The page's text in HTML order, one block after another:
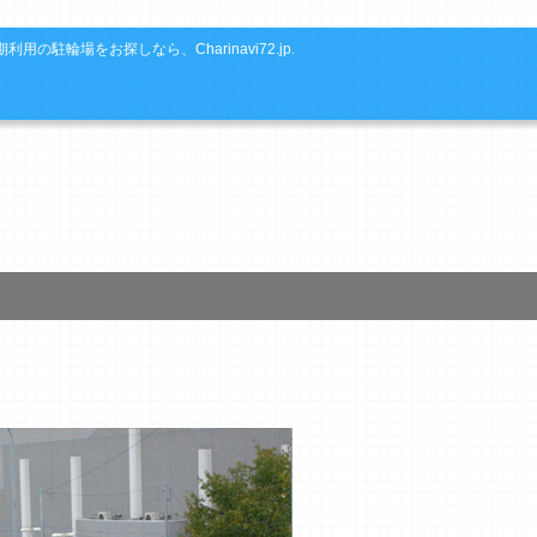
利用の駐輪場をお探しなら、Charinavi72.jp.